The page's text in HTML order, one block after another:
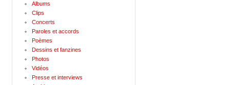
Albums
Clips
Concerts
Paroles et accords
Poèmes
Dessins et fanzines
Photos
Vidéos
Presse et interviews